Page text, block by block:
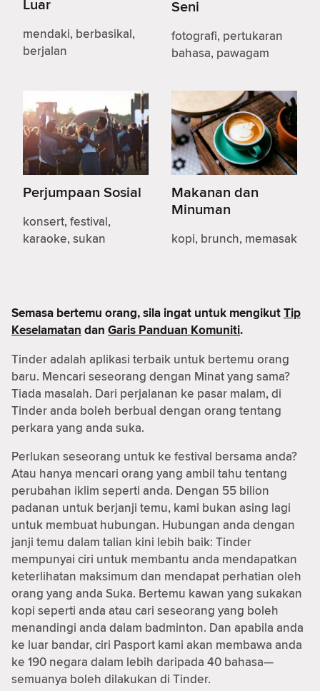
Luar
mendaki, berbasikal,
berjalan
Seni
fotografi, pertukaran
bahasa, pawagam
Perjumpaan Sosial
konsert, festival,
karaoke, sukan
Makanan dan
Minuman
kopi, brunch, memasak
Semasa bertemu orang, sila ingat untuk mengikutTip
Keselamatan dan Garis Panduan Komuniti.
Tinder adalah aplikasi terbaik untuk bertemu orang
baru. Mencari seseorang dengan Minat yang sama?
Tiada masalah. Dari perjalanan ke pasar malam, di
Tinder anda boleh berbual dengan orang tentang
perkara yang anda suka.
Perlukan seseorang untuk ke festival bersama anda?
Atau hanya mencari orang yang ambil tahu tentang
perubahan iklim seperti anda. Dengan 55 bilion
padanan untuk berjanji temu, kami bukan asing lagi
untuk membuat hubungan. Hubungan anda dengan
janji temu dalam talian kini lebih baik: Tinder
mempunyai ciri untuk membantu anda mendapatkan
keterlihatan maksimum dan mendapat perhatian oleh
orang yang anda Suka. Bertemu kawan yang sukakan
kopi seperti anda atau cari seseorang yang boleh
menandingi anda dalam badminton. Dan apabila anda
ke luar bandar, ciri Pasport kami akan membawa anda
ke 190 negara dalam lebih daripada 40 bahasa—
semuanya boleh dilakukan di Tinder.